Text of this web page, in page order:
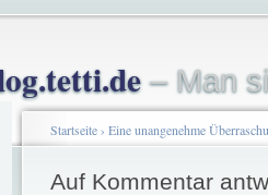
– Man
Startseite› Eine unangenehme
Auf Kommentar